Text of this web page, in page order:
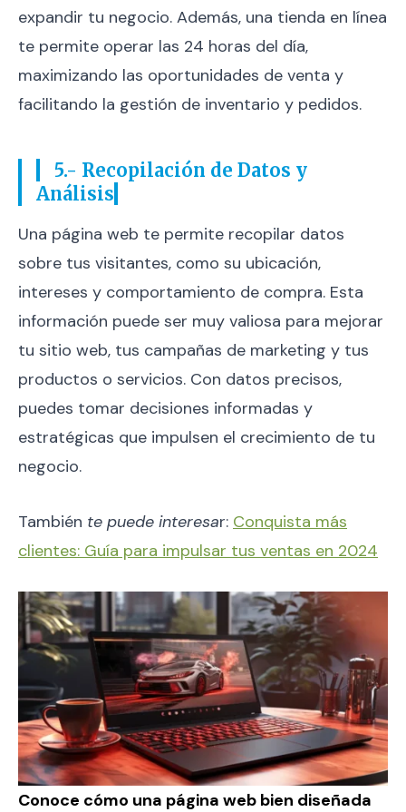
expandir tu negocio. Además, una tienda en línea
te permite operar las 24 horas del día,
maximizando las oportunidades de venta y
facilitando la gestión de inventario y pedidos.
5.- Recopilación de Datos y
Análisis
Una página web te permite recopilar datos
sobre tus visitantes, como su ubicación,
intereses y comportamiento de compra. Esta
información puede ser muy valiosa para mejorar
tu sitio web, tus campañas de marketing y tus
productos o servicios. Con datos precisos,
puedes tomar decisiones informadas y
estratégicas que impulsen el crecimiento de tu
negocio.
También te puede interesar: Conquista más
clientes: Guía para impulsar tus ventas en 2024
Conoce cómo una página web bien diseñada